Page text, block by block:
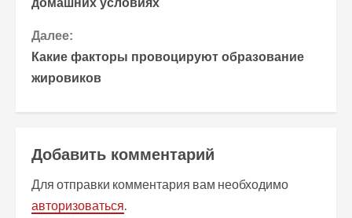
о
д
ж
и
домашних условиях
Далее:
Какие факторы провоцируют образование
жировиков
Добавить комментарий
Для отправки комментария вам необходимо
авторизоваться.